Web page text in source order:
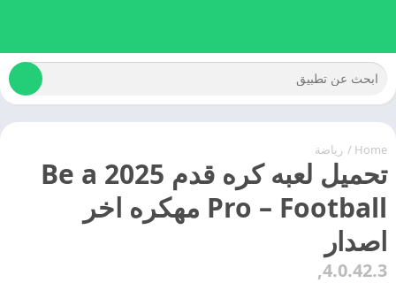
Home
/ رياضة
تحميل لعبه كره قدم 2025 Be a
Pro – Football مهكره اخر
اصدار
4.0.42.3,